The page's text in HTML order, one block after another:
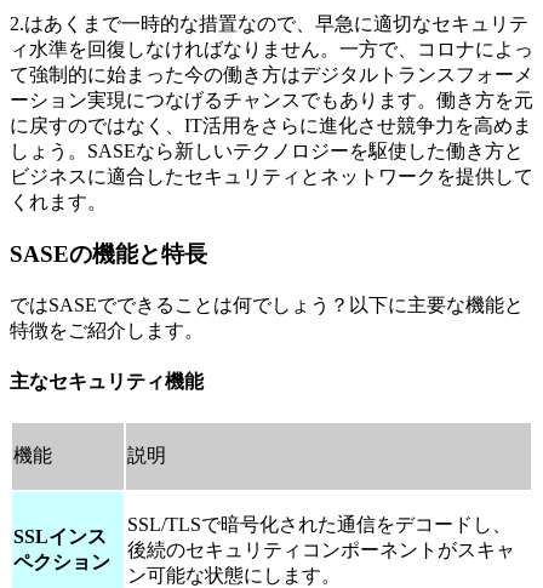
2.はあくまで一時的な措置なので、早急に適切なセキュリテ
ィ水準を回復しなければなりません。一方で、コロナによっ
て強制的に始まった今の働き方はデジタルトランスフォーメ
ーション実現につなげるチャンスでもあります。働き方を元
に戻すのではなく、IT活用をさらに進化させ競争力を高めま
しょう。SASEなら新しいテクノロジーを駆使した働き方と
ビジネスに適合したセキュリティとネットワークを提供して
くれます。
SASEの機能と特長
ではSASEでできることは何でしょう？以下に主要な機能と
特徴をご紹介します。
主なセキュリティ機能
機能 説明
SSLインス
ペクション
SSL/TLSで暗号化された通信をデコードし、
後続のセキュリティコンポーネントがスキャ
ン可能な状態にします。